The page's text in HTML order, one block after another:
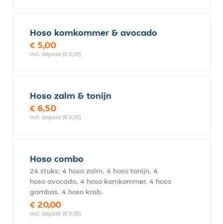
Hoso komkommer & avocado
€ 5,00
incl. deposit (€ 0,00)
Hoso zalm & tonijn
€ 6,50
incl. deposit (€ 0,00)
Hoso combo
24 stuks: 4 hoso zalm, 4 hoso tonijn, 4
hoso avocado, 4 hoso komkommer, 4 hoso
gambas, 4 hoso krab.
€ 20,00
incl. deposit (€ 0,00)